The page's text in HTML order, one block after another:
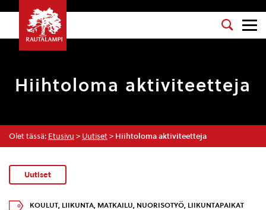
Hiihtoloma aktiviteetteja
Olet tässä: Etusivu > Uutiset > Hiihtoloma aktiviteetteja
Uutiset
KOULUT, LIIKUNTA, MATKAILU, NUORISOTYÖ, LIIKUNTAPAIKAT